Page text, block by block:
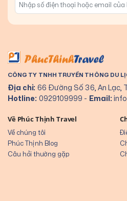
CÔNG TY TNHH TRUYỀN THÔNG DU
Địa chỉ: 66 Đường Số 36, An Lạc,
Hotline: 0929109999 - Email:
Về Phúc Thịnh Travel
Về chúng tôi
Phúc Thịnh Blog
Câu hỏi thường gặp